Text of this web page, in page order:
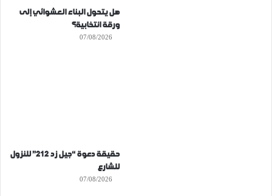
هل يتحول البناء العشوائي إلى
ورقة انتخابية؟
07/08/2026
حقيقة دعوة “جيل زد 212” للنزول
للشارع
07/08/2026